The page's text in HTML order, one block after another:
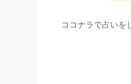
ココナラで占いを